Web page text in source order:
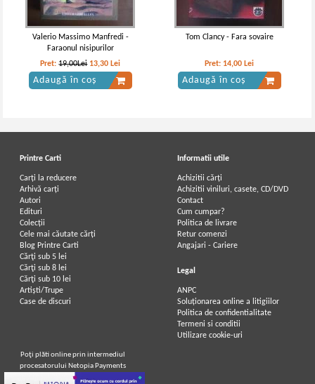
Valerio Massimo Manfredi -
Faraonul nisipurilor
Pret:19,00Lei 13,30 Lei
Adaugă în coș
Tom Clancy - Fara sovaire
Pret: 14,00 Lei
Adaugă în coș
Printre Carti
Carți la reducere
Arhivă carți
Autori
Edituri
Colecții
Cele mai căutate cărți
Blog Printre Carti
Cărţi sub 5 lei
Cărţi sub 8 lei
Cărţi sub 10 lei
Artiști/Trupe
Case de discuri
Informatii utile
Achizitii cărți
Achizitii viniluri, casete, CD/DVD
Contact
Cum cumpar?
Politica de livrare
Retur comenzi
Angajari - Cariere
Legal
ANPC
Soluționarea online a litigiilor
Politica de confidentialitate
Termeni si conditii
Utilizare cookie-uri
Poţi plăti online prin intermediul
procesatorului Netopia Payments